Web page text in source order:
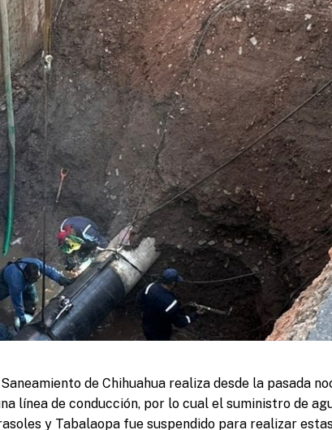
de Chihuahua realiza desde la pasada
línea de conducción, por lo cual el suministro de
y Tabalaopa fue suspendido para realizar